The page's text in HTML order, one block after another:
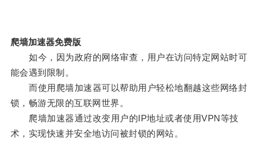
爬墙加速器免费版
如今，因为政府的网络审查，用户在访问特定网站时可
能会遇到限制。
而使用爬墙加速器可以帮助用户轻松地翻越这些网络封
锁，畅游无限的互联网世界。
爬墙加速器通过改变用户的IP地址或者使用VPN等技
术，实现快速并安全地访问被封锁的网站。